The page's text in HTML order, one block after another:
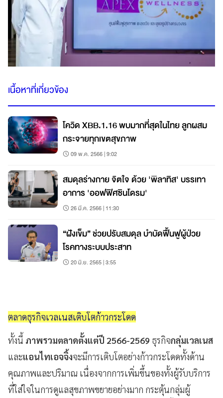
เนื้อหาที่เกี่ยวข้อง
โควิด XBB.1.16 พบมากที่สุดในไทย ลูกผสม
กระจายทุกเขตสุขภาพ
09 พ.ค. 2566 | 9:02
สมดุลร่างกาย จิตใจ ด้วย 'พิลาทิส' บรรเทา
อาการ 'ออฟฟิศซินโดรม'
26 มี.ค. 2566 | 11:30
“ฝังเข็ม” ช่วยปรับสมดุล บำบัดฟื้นฟูผู้ป่วย
โรคทางระบบประสาท
20 มิ.ย. 2565 | 3:55
ตลาดธุรกิจเวลเนสเติบโตก้าวกระโดด
ทั้งนี้ ภาพรวมตลาดตั้งแต่ปี 2566-2569 ธุรกิจกลุ่มเวลเนส
และแอนไทเอจจิ้งจะมีการเติบโตอย่างก้าวกระโดดทั้งด้าน
คุณภาพและปริมาณ เนื่องจากการเพิ่มขึ้นของทั้งผู้รับบริการ
ที่ใส่ใจในการดูแลสุขภาพขยายอย่างมาก กระตุ้นกลุ่มผู้